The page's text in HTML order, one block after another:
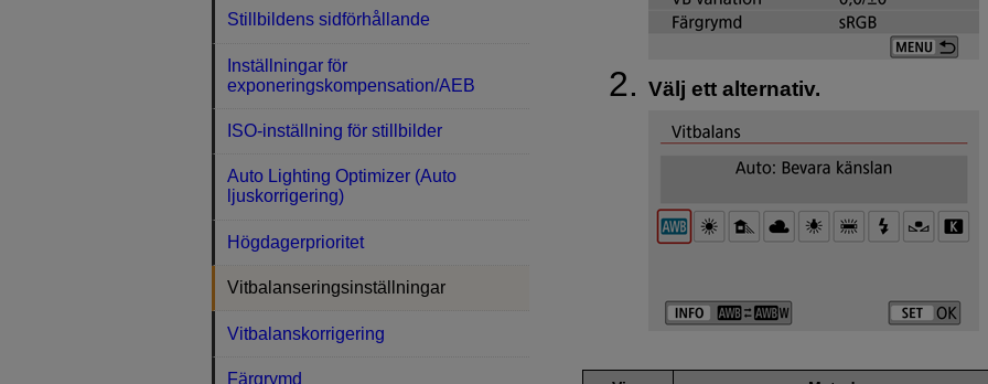
Välj ett alternativ.
Stillbildens sidförhållande
Inställningar för
exponeringskompensation/AEB
ISO-inställning för stillbilder
Auto Lighting Optimizer (Auto
ljuskorrigering)
Högdagerprioritet
Vitbalanseringsinställningar
Vitbalanskorrigering
Färgrymd